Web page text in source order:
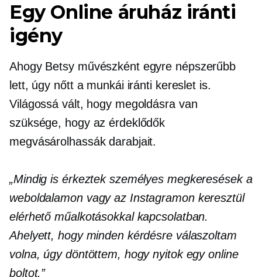
Egy Online áruház iránti
igény
Ahogy Betsy művészként egyre népszerűbb
lett, úgy nőtt a munkái iránti kereslet is.
Világossá vált, hogy megoldásra van
szüksége, hogy az érdeklődők
megvásárolhassák darabjait.
„Mindig is érkeztek személyes megkeresések a
weboldalamon vagy az Instagramon keresztül
elérhető műalkotásokkal kapcsolatban.
Ahelyett, hogy minden kérdésre válaszoltam
volna, úgy döntöttem, hogy nyitok egy online
boltot.”